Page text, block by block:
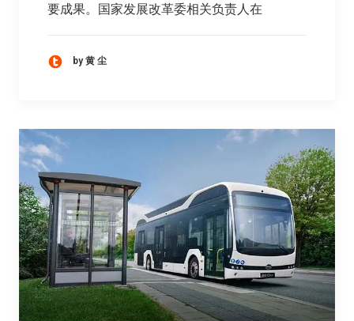
要成果。国家发展改革委相关负责人在
by 黄 尘